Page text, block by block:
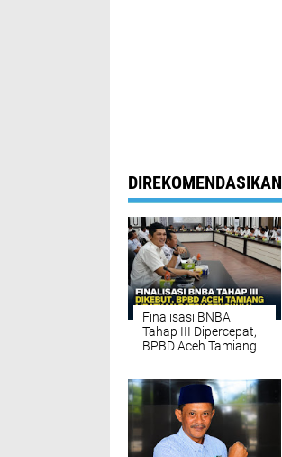
DIREKOMENDASIKAN
Finalisasi BNBA
Tahap III Dipercepat,
BPBD Aceh Tamiang
Tepat Sasaran